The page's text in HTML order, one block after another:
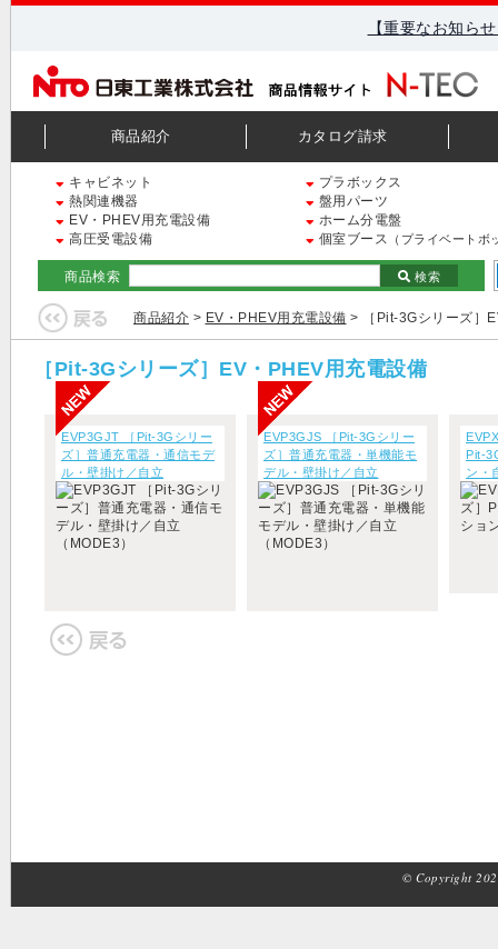
【重要なお知ら
商品紹介 カタログ請求
キャビネット
プラボックス
熱関連機器
盤用パーツ
EV・PHEV用充電設備
ホーム分電盤
高圧受電設備
個室ブース （プライベートボ
商品検索 検索
商品紹介 > EV・PHEV用充電設備 > ［Pit-3Gシリーズ］
［Pit-3Gシリーズ］EV・PHEV用充電設備
EVP3GJT ［Pit-3Gシリー
ズ］普通充電器・通信モデ
ル・壁掛け／自立
（MODE3）
EVP3GJS ［Pit-3Gシリー
ズ］普通充電器・単機能モ
デル・壁掛け／自立
（MODE3）
Pit-
ン・
© Copyright